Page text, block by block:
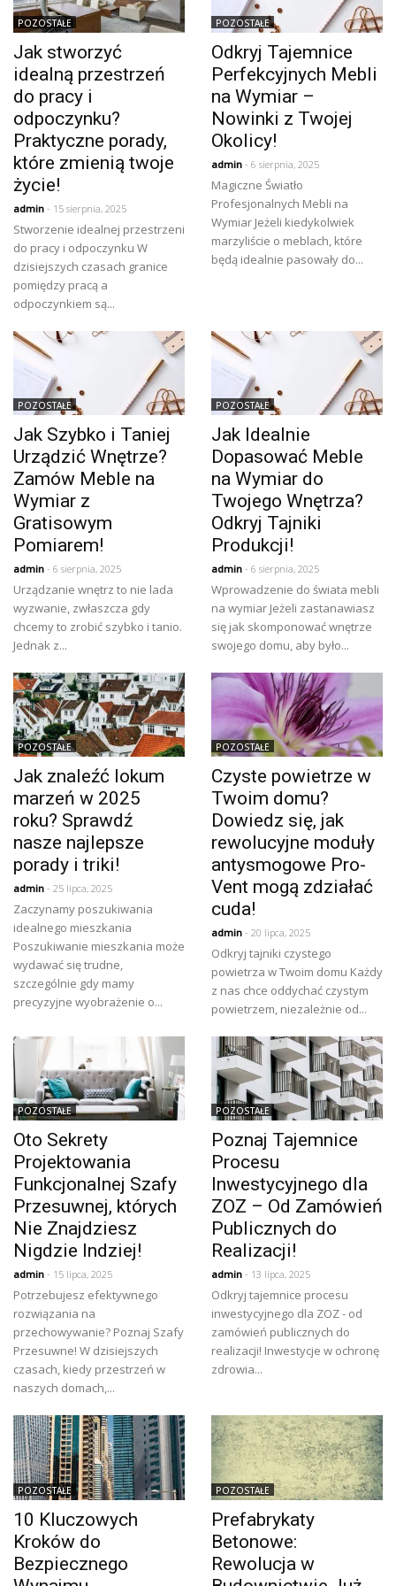
POZOSTAŁE
Jak stworzyć
idealną przestrzeń
do pracy i
odpoczynku?
Praktyczne porady,
które zmienią twoje
życie!
admin - 15 sierpnia, 2025
Stworzenie idealnej przestrzeni
do pracy i odpoczynku W
dzisiejszych czasach granice
pomiędzy pracą a
odpoczynkiem są...
POZOSTAŁE
Odkryj Tajemnice
Perfekcyjnych Mebli
na Wymiar –
Nowinki z Twojej
Okolicy!
admin - 6 sierpnia, 2025
Magiczne Światło
Profesjonalnych Mebli na
Wymiar Jeżeli kiedykolwiek
marzyliście o meblach, które
będą idealnie pasowały do...
POZOSTAŁE
Jak Szybko i Taniej
Urządzić Wnętrze?
Zamów Meble na
Wymiar z
Gratisowym
Pomiarem!
admin - 6 sierpnia, 2025
Urządzanie wnętrz to nie lada
wyzwanie, zwłaszcza gdy
chcemy to zrobić szybko i tanio.
Jednak z...
POZOSTAŁE
Jak Idealnie
Dopasować Meble
na Wymiar do
Twojego Wnętrza?
Odkryj Tajniki
Produkcji!
admin - 6 sierpnia, 2025
Wprowadzenie do świata mebli
na wymiar Jeżeli zastanawiasz
się jak skomponować wnętrze
swojego domu, aby było...
POZOSTAŁE
Jak znaleźć lokum
marzeń w 2025
roku? Sprawdź
nasze najlepsze
porady i triki!
admin - 25 lipca, 2025
Zaczynamy poszukiwania
idealnego mieszkania
Poszukiwanie mieszkania może
wydawać się trudne,
szczególnie gdy mamy
precyzyjne wyobrażenie o...
POZOSTAŁE
Czyste powietrze w
Twoim domu?
Dowiedz się, jak
rewolucyjne moduły
antysmogowe Pro-
Vent mogą zdziałać
cuda!
admin - 20 lipca, 2025
Odkryj tajniki czystego
powietrza w Twoim domu Każdy
z nas chce oddychać czystym
powietrzem, niezależnie od...
POZOSTAŁE
Oto Sekrety
Projektowania
Funkcjonalnej Szafy
Przesuwnej, których
Nie Znajdziesz
Nigdzie Indziej!
admin - 15 lipca, 2025
Potrzebujesz efektywnego
rozwiązania na
przechowywanie? Poznaj Szafy
Przesuwne! W dzisiejszych
czasach, kiedy przestrzeń w
naszych domach,...
POZOSTAŁE
Poznaj Tajemnice
Procesu
Inwestycyjnego dla
ZOZ – Od Zamówień
Publicznych do
Realizacji!
admin - 13 lipca, 2025
Odkryj tajemnice procesu
inwestycyjnego dla ZOZ - od
zamówień publicznych do
realizacji! Inwestycje w ochronę
zdrowia...
POZOSTAŁE
10 Kluczowych
Kroków do
Bezpiecznego
POZOSTAŁE
Prefabrykaty
Betonowe:
Rewolucja w